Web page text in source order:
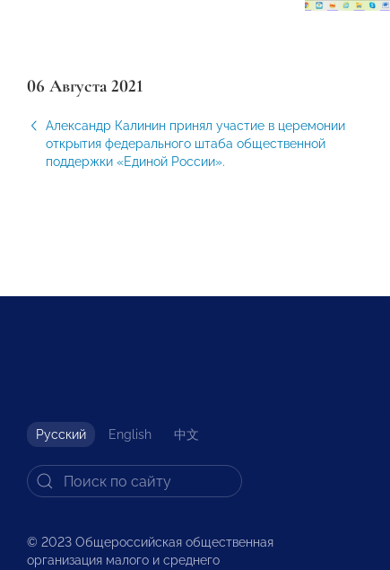
06 Августа 2021
Александр Калинин принял участие в церемонии
открытия федерального штаба общественной
поддержки «Единой России».
Русский English 中文
© 2023 Общероссийская общественная
организация малого и среднего